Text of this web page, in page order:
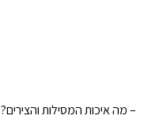
– מה איכות המסילות והצירים?